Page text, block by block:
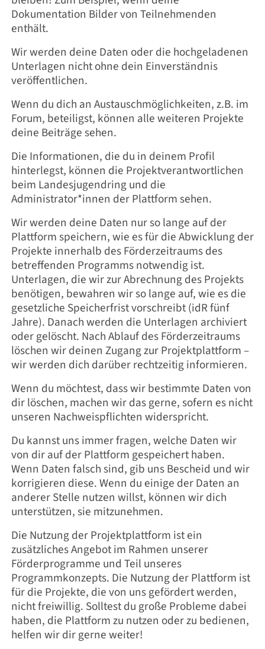
Dokumentation Bilder von Teilnehmenden
enthält.
Wir werden deine Daten oder die hochgeladenen
Unterlagen nicht ohne dein Einverständnis
veröffentlichen.
Wenn du dich an Austauschmöglichkeiten, z.B. im
Forum, beteiligst, können alle weiteren Projekte
deine Beiträge sehen.
Die Informationen, die du in deinem Profil
hinterlegst, können die Projektverantwortlichen
beim Landesjugendring und die
Administrator*innen der Plattform sehen.
Wir werden deine Daten nur so lange auf der
Plattform speichern, wie es für die Abwicklung der
Projekte innerhalb des Förderzeitraums des
betreffenden Programms notwendig ist.
Unterlagen, die wir zur Abrechnung des Projekts
benötigen, bewahren wir so lange auf, wie es die
gesetzliche Speicherfrist vorschreibt (idR fünf
Jahre). Danach werden die Unterlagen archiviert
oder gelöscht. Nach Ablauf des Förderzeitraums
löschen wir deinen Zugang zur Projektplattform –
wir werden dich darüber rechtzeitig informieren.
Wenn du möchtest, dass wir bestimmte Daten von
dir löschen, machen wir das gerne, sofern es nicht
unseren Nachweispflichten widerspricht.
Du kannst uns immer fragen, welche Daten wir
von dir auf der Plattform gespeichert haben.
Wenn Daten falsch sind, gib uns Bescheid und wir
korrigieren diese. Wenn du einige der Daten an
anderer Stelle nutzen willst, können wir dich
unterstützen, sie mitzunehmen.
Die Nutzung der Projektplattform ist ein
zusätzliches Angebot im Rahmen unserer
Förderprogramme und Teil unseres
Programmkonzepts. Die Nutzung der Plattform ist
für die Projekte, die von uns gefördert werden,
nicht freiwillig. Solltest du große Probleme dabei
haben, die Plattform zu nutzen oder zu bedienen,
helfen wir dir gerne weiter!